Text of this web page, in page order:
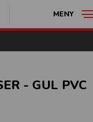
MENY
- GUL PVC